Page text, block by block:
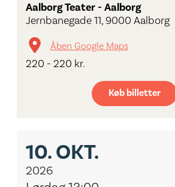
Aalborg Teater - Aalborg
Jernbanegade 11, 9000 Aalborg
Åben Google Maps
220 - 220 kr.
Køb billetter
10.OKT.
2026